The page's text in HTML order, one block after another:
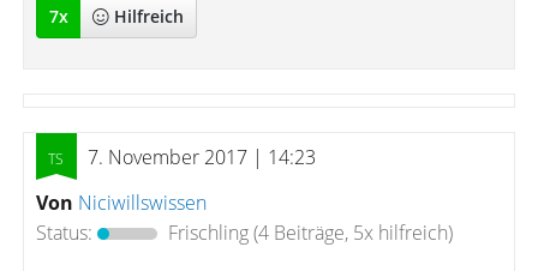
7x Hilfreich
7. November 2017 | 14:23
Von Niciwillswissen
Status:
Frischling(4 Beiträge, 5x hilfreich)